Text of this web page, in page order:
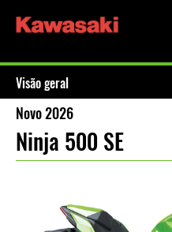
Visão geral
Novo 2026
Ninja 500 SE